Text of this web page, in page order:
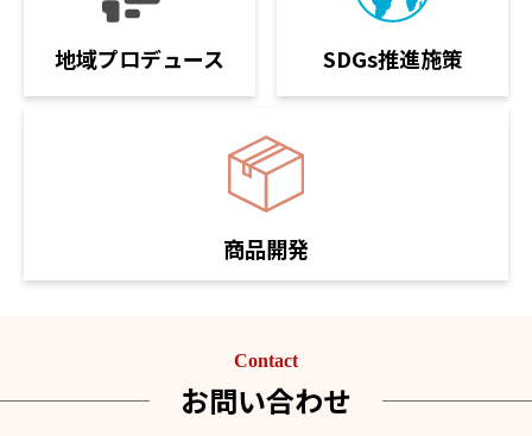
地域プロデュース SDGs推進施策
商品開発
Contact
お問い合わせ